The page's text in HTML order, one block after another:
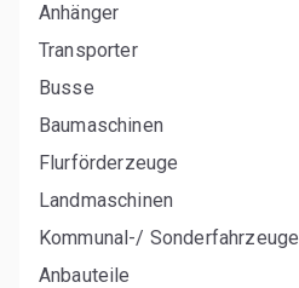
Anhänger
Transporter
Busse
Baumaschinen
Flurförderzeuge
Landmaschinen
Kommunal-/ Sonderfahrzeuge
Anbauteile